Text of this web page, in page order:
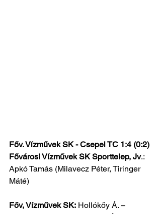
Főv. Vízművek SK - Csepel TC 1:4 (0:2)
Fővárosi Vízművek SK Sporttelep, Jv.:
Apkó Tamás (Milavecz Péter, Tiringer
Máté)
Főv, Vízművek SK: Hollókőy Á. –